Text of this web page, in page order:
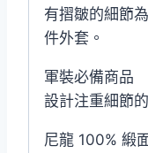
有摺皺的細節
件外套。
軍裝必備商品
設計注重細節
尼龍 100% 緞